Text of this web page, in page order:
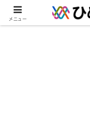
メニュー